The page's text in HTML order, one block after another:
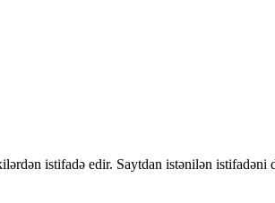
istifadə edir. Saytdan istənilən istifadəni